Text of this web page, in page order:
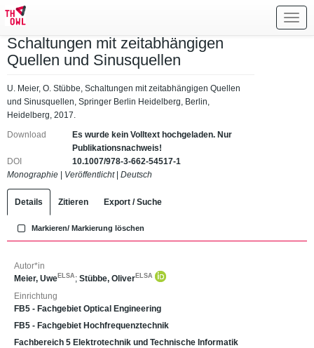
Schaltungen mit zeitabhängigen
Quellen und Sinusquellen
U. Meier, O. Stübbe, Schaltungen mit zeitabhängigen Quellen
und Sinusquellen, Springer Berlin Heidelberg, Berlin,
Heidelberg, 2017.
Download
Es wurde kein Volltext hochgeladen. Nur
Publikationsnachweis!
DOI
10.1007/978-3-662-54517-1
Monographie
Veröffentlicht| Deutsch
Details Zitieren Export / Suche
Markieren/ Markierung löschen
Autor*in
Meier, Uwe ELSA ; Stübbe, Oliver ELSA
Einrichtung
FB5 - Fachgebiet Optical Engineering
FB5 - Fachgebiet Hochfrequenztechnik
Fachbereich 5 Elektrotechnik und Technische Informatik